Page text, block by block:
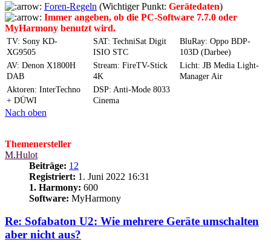
Foren-Regeln (Wichtiger Punkt: Gerätedaten)
Immer angeben, ob die PC-Software 7.7.0 oder
MyHarmony benutzt wird.
TV: Sony KD-
XG9505
SAT: TechniSat Digit
ISIO STC
BluRay: Oppo BDP-
103D (Darbee)
AV: Denon X1800H
DAB
Stream: FireTV-Stick
4K
Licht: JB Media Light-
Manager Air
Aktoren: InterTechno
+ DÜWI
DSP: Anti-Mode 8033
Cinema
Nach oben
Themenersteller
M.Hulot
Beiträge: 12
Registriert: 1. Juni 2022 16:31
1. Harmony: 600
Software: MyHarmony
Re: Sofabaton U2: Wie mehrere Geräte umschalten
aber nicht aus?